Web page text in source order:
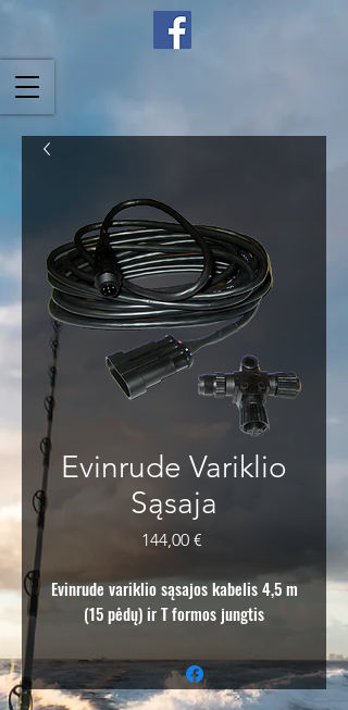
Evinrude Variklio
Sąsaja
144,00 €Price
Evinrude variklio sąsajos kabelis 4,5 m
(15 pėdų) ir T formos jungtis